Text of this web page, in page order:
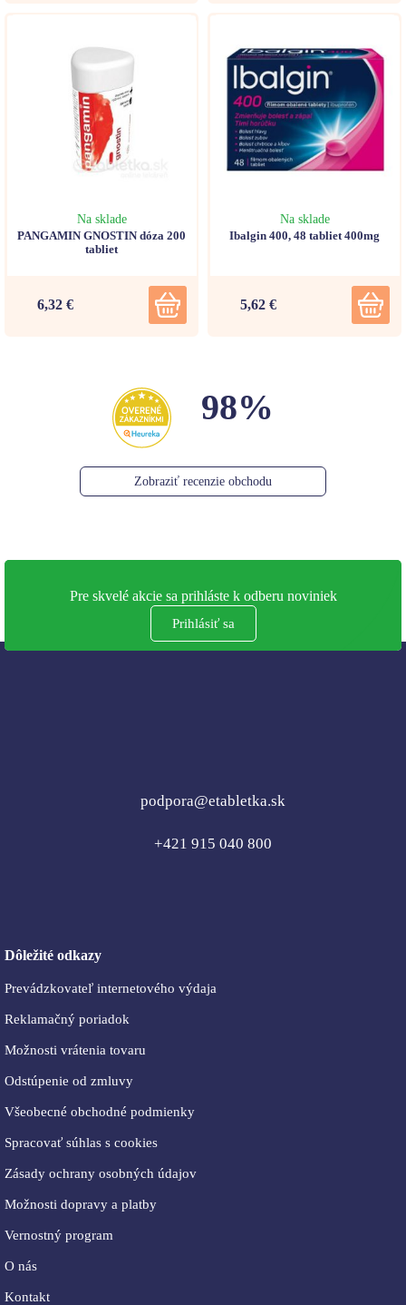
Na sklade
PANGAMIN GNOSTIN dóza 200
tabliet
6,32 €
Na sklade
Ibalgin 400, 48 tabliet 400mg
5,62 €
98%
Zobraziť recenzie obchodu
Pre skvelé akcie sa prihláste k odberu noviniek
Prihlásiť sa
podpora@etabletka.sk
+421 915 040 800
Dôležité odkazy
Prevádzkovateľ internetového výdaja
Reklamačný poriadok
Možnosti vrátenia tovaru
Odstúpenie od zmluvy
Všeobecné obchodné podmienky
Spracovať súhlas s cookies
Zásady ochrany osobných údajov
Možnosti dopravy a platby
Vernostný program
O nás
Kontakt